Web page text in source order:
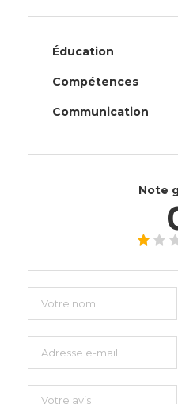
Éducation
Compétences
Communication
Note